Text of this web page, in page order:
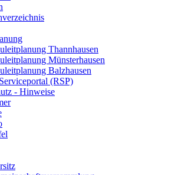
Thannhausen
Münsterhausen
Balzhausen
(RSP)
- Hinweise